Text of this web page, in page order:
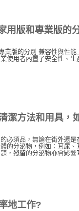
版和專業版的
業版的分別 兼容性與性
者內置了安全性、生產力和
潔方法和用具，
必須品，無論在街外還
的分泌物，例如︰耳屎
，殘留的分泌物亦會影
地工作?